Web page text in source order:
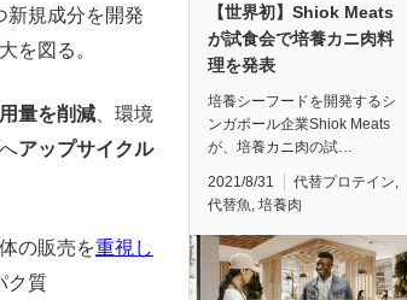
新規成分を開発
を図る。
量を削減、環境
アップサイクル
の販売を重視し
ク質
【世界初】Shiok Meats
が試食会で培養カニ肉料
理を発表
培養シーフードを開発するシ
ンガポール企業Shiok Meats
が、培養カニ肉の試…
2021/8/31 代替プロテイン
代替魚 培養肉